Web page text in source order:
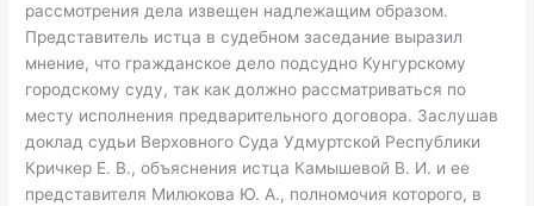
рассмотрения дела извещен надлежащим образом.
Представитель истца в судебном заседание выразил
мнение, что гражданское дело подсудно Кунгурскому
городскому суду, так как должно рассматриваться по
месту исполнения предварительного договора. Заслушав
доклад судьи Верховного Суда Удмуртской Республики
Кричкер Е. В., объяснения истца Камышевой В. И. и ее
представителя Милюкова Ю. А., полномочия которого, в